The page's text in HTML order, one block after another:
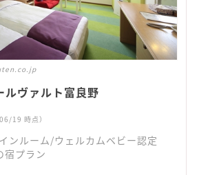
ヴァルト富良野
19 時点）
ンルーム/ウェルカムベビー認定
宿プラン